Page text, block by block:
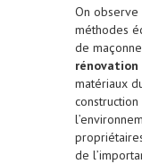
On observe
méthodes
de
rénovation
matériaux
de